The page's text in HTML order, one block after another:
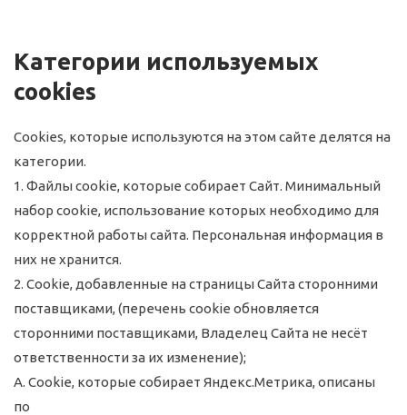
Категории используемых
cookies
Cookies, которые используются на этом сайте делятся на
категории.
1. Файлы сookie, которые собирает Сайт. Минимальный
набор сookie, использование которых необходимо для
корректной работы сайта. Персональная информация в
них не хранится.
2. Cookie, добавленные на страницы Сайта сторонними
поставщиками, (перечень cookie обновляется
сторонними поставщиками, Владелец Сайта не несёт
ответственности за их изменение);
А. Cookie, которые собирает Яндекс.Метрика, описаны
по